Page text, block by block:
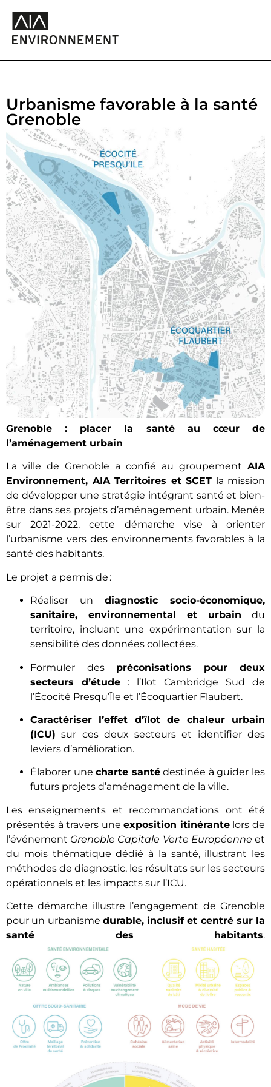
Urbanisme favorable à la santé
Grenoble
Grenoble : placer la santé au cœur de
l’aménagement urbain
La ville de Grenoble a confié au groupement AIA
Environnement, AIA Territoires et SCET la mission
de développer une stratégie intégrant santé et bien-
être dans ses projets d’aménagement urbain. Menée
sur 2021-2022, cette démarche vise à orienter
l’urbanisme vers des environnements favorables à la
santé des habitants.
Le projet a permis de :
Réaliser un diagnostic socio-économique,
sanitaire, environnemental et urbain du
territoire, incluant une expérimentation sur la
sensibilité des données collectées.
Formuler des préconisations pour deux
secteurs d’étude : l’Ilot Cambridge Sud de
l’Écocité Presqu’Île et l’Écoquartier Flaubert.
Caractériser l’effet d’îlot de chaleur urbain
(ICU) sur ces deux secteurs et identifier des
leviers d’amélioration.
Élaborer unecharte santédestinée à guider les
futurs projets d’aménagement de la ville.
Les enseignements et recommandations ont été
présentés à travers uneexposition itinérantelors de
l’événement Grenoble Capitale Verte Européenne et
du mois thématique dédié à la santé, illustrant les
méthodes de diagnostic, les résultats sur les secteurs
opérationnels et les impacts sur l’ICU.
Cette démarche illustre l’engagement de Grenoble
pour un urbanisme durable, inclusif et centré sur la
santé des habitants.